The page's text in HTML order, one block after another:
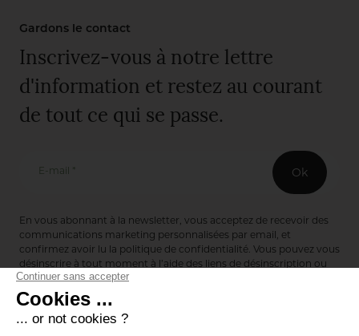
Gardons le contact
Inscrivez-vous à notre lettre
d'information et restez au courant
de tout ce qui se passe.
E-mail * Ok
En vous abonnant à la newsletter, vous acceptez de recevoir des
communications marketing personnalisées par email, et
confirmez avoir lu la politique de confidentialité. Vous pouvez vous
désinscrire à tout moment à l’aide des liens de désinscription ou
en nous contactant via notre formulaire de contact :
Editions de Bionnay
493 Route du Château de Bionnay